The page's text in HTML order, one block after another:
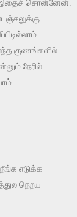
இதைச் சொன்னேன்.
குணங்களில்
நேரில்
எடுக்க
நெறய